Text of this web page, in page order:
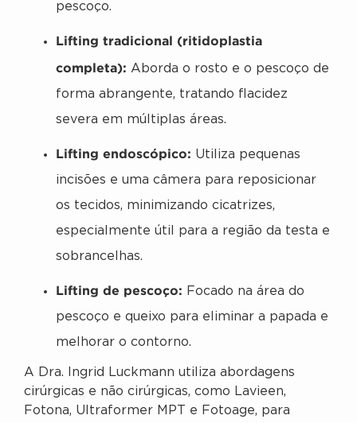
pescoço.
Lifting tradicional (ritidoplastia
completa): Aborda o rosto e o pescoço de
forma abrangente, tratando flacidez
severa em múltiplas áreas.
Lifting endoscópico: Utiliza pequenas
incisões e uma câmera para reposicionar
os tecidos, minimizando cicatrizes,
especialmente útil para a região da testa e
sobrancelhas.
Lifting de pescoço: Focado na área do
pescoço e queixo para eliminar a papada e
melhorar o contorno.
A Dra. Ingrid Luckmann utiliza abordagens
cirúrgicas e não cirúrgicas, como Lavieen,
Fotona, Ultraformer MPT e Fotoage, para